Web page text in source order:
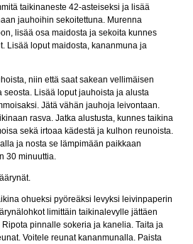
taikinaneste 42-asteiseksi ja lisää
jauhoihin sekoitettuna. Murenna
lisää osa maidosta ja sekoita kunnes
Lisää loput maidosta, kananmuna ja
niin että saat sakean vellimäisen
seosta. Lisää loput jauhoista ja alusta
Jätä vähän jauhoja leivontaan.
rasva. Jatka alustusta, kunnes taikina
sekä irtoaa kädestä ja kulhon reunoista.
ja nosta se lämpimään paikkaan
30 minuuttia.
ohueksi pyöreäksi levyksi leivinpaperin
limittäin taikinalevylle jättäen
pinnalle sokeria ja kanelia. Taita ja
Voitele reunat kananmunalla. Paista